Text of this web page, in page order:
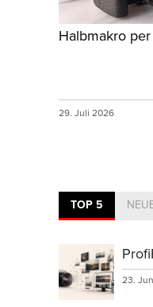
Halbmakro
29. Juli 2026
TOP 5
23.